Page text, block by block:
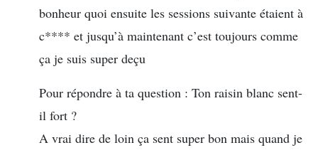
bonheur quoi ensuite les sessions suivante étaient à
c**** et jusqu’à maintenant c’est toujours comme
ça je suis super deçu
Pour répondre à ta question : Ton raisin blanc sent-
il fort ?
A vrai dire de loin ça sent super bon mais quand je